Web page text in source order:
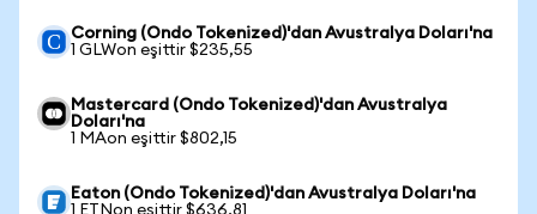
Corning (Ondo Tokenized)'dan Avustralya Doları'na
1 GLWon eşittir $235,55
Mastercard (Ondo Tokenized)'dan Avustralya
Doları'na
1 MAon eşittir $802,15
Eaton (Ondo Tokenized)'dan Avustralya Doları'na
1 ETNon eşittir $636,81